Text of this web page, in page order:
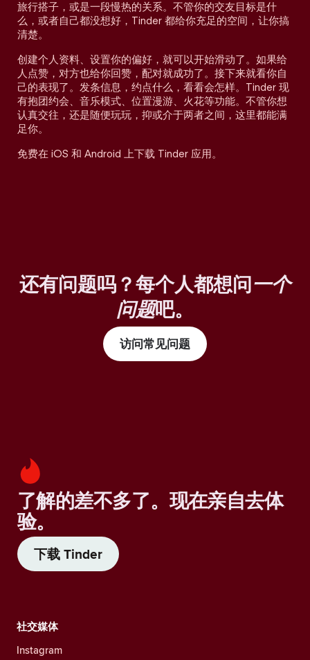
旅行搭子，或是一段慢热的关系。不管你的交友目标是什
么，或者自己都没想好，Tinder 都给你充足的空间，让你搞
清楚。
创建个人资料、设置你的偏好，就可以开始滑动了。如果给
人点赞，对方也给你回赞，配对就成功了。接下来就看你自
己的表现了。发条信息，约点什么，看看会怎样。Tinder 现
有抱团约会、音乐模式、位置漫游、火花等功能。不管你想
认真交往，还是随便玩玩，抑或介于两者之间，这里都能满
足你。
免费在 iOS 和 Android 上下载 Tinder 应用。
还有问题吗？每个人都想问一个
问题吧。
访问常见问题
了解的差不多了。现在亲自去体
验。
下载 Tinder
社交媒体
Instagram